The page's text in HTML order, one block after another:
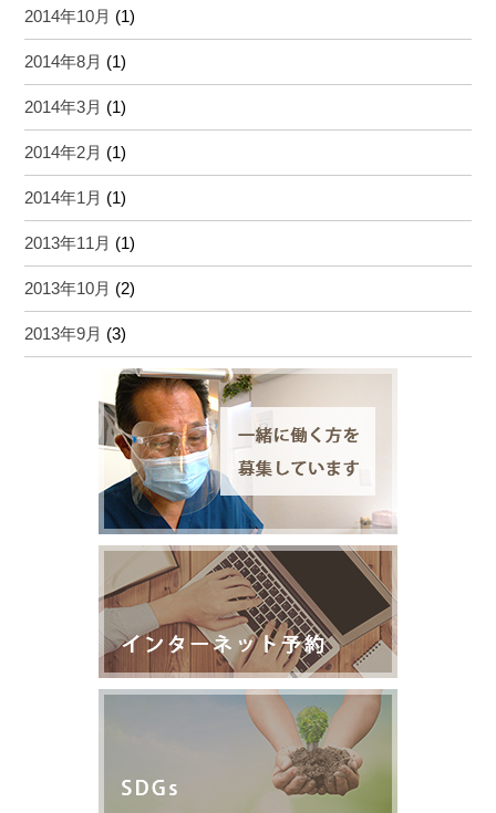
2014年10月 (1)
2014年8月 (1)
2014年3月 (1)
2014年2月 (1)
2014年1月 (1)
2013年11月 (1)
2013年10月 (2)
2013年9月 (3)